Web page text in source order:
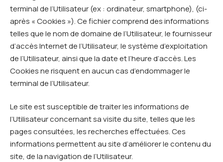
terminal de l’Utilisateur (ex : ordinateur, smartphone), (ci-
après « Cookies »). Ce fichier comprend des informations
telles que le nom de domaine de l’Utilisateur, le fournisseur
d’accès Internet de l’Utilisateur, le système d’exploitation
de l’Utilisateur, ainsi que la date et l’heure d’accès. Les
Cookies ne risquent en aucun cas d’endommager le
terminal de l’Utilisateur.
Le site est susceptible de traiter les informations de
l’Utilisateur concernant sa visite du site, telles que les
pages consultées, les recherches effectuées. Ces
informations permettent au site d’améliorer le contenu du
site, de la navigation de l’Utilisateur.